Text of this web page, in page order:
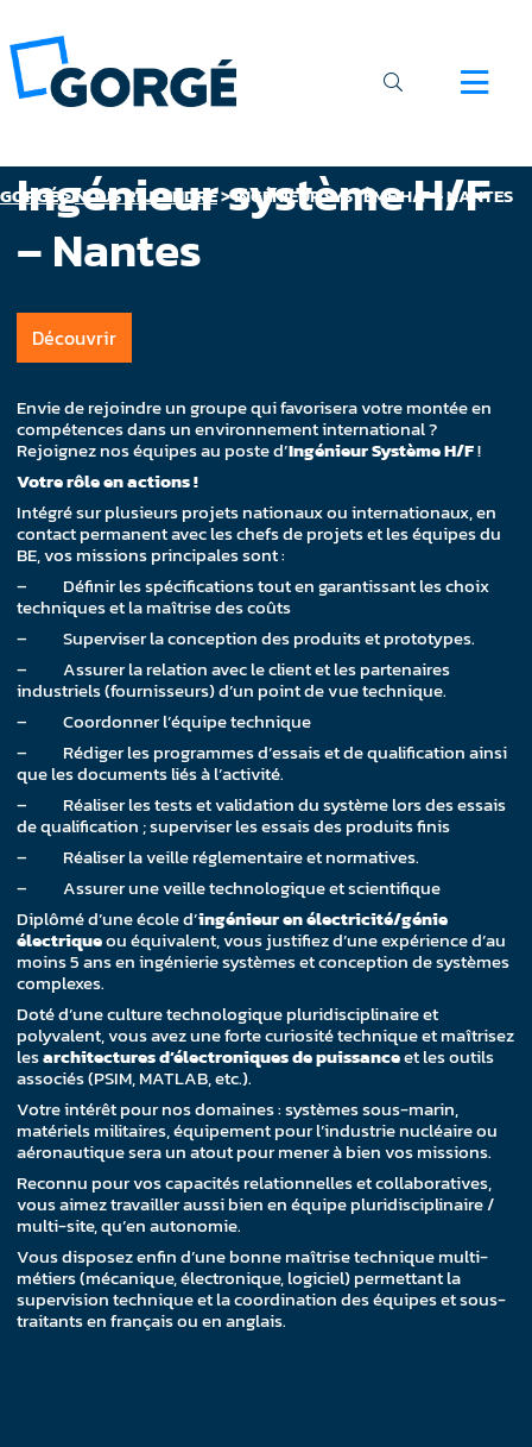
GORGÉ>NOUS REJOINDRE>INGÉNIEUR SYSTÈME H/F – NANTES
Ingénieur système H/F
– Nantes
Découvrir
Envie de rejoindre un groupe qui favorisera votre montée en
compétences dans un environnement international ?
Rejoignez nos équipes au poste d’Ingénieur Système H/F!
Votre rôle en actions !
Intégré sur plusieurs projets nationaux ou internationaux, en
contact permanent avec les chefs de projets et les équipes du
BE, vos missions principales sont :
– Définir les spécifications tout en garantissant les choix
techniques et la maîtrise des coûts
– Superviser la conception des produits et prototypes.
– Assurer la relation avec le client et les partenaires
industriels (fournisseurs) d’un point de vue technique.
– Coordonner l’équipe technique
– Rédiger les programmes d’essais et de qualification ainsi
que les documents liés à l’activité.
– Réaliser les tests et validation du système lors des essais
de qualification ; superviser les essais des produits finis
– Réaliser la veille réglementaire et normatives.
– Assurer une veille technologique et scientifique
Diplômé d’une école d’ingénieur en électricité/génie
électriqueou équivalent, vous justifiez d’une expérience d’au
moins 5 ans en ingénierie systèmes et conception de systèmes
complexes.
Doté d’une culture technologique pluridisciplinaire et
polyvalent, vous avez une forte curiosité technique et maîtrisez
lesarchitectures d’électroniques de puissanceet les outils
associés (PSIM, MATLAB, etc.).
Votre intérêt pour nos domaines : systèmes sous-marin,
matériels militaires, équipement pour l’industrie nucléaire ou
aéronautique sera un atout pour mener à bien vos missions.
Reconnu pour vos capacités relationnelles et collaboratives,
vous aimez travailler aussi bien en équipe pluridisciplinaire /
multi-site, qu’en autonomie.
Vous disposez enfin d’une bonne maîtrise technique multi-
métiers (mécanique, électronique, logiciel) permettant la
supervision technique et la coordination des équipes et sous-
traitants en français ou en anglais.